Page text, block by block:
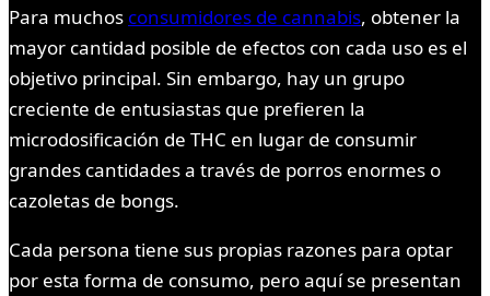
Para muchos consumidores de cannabis, obtener la
mayor cantidad posible de efectos con cada uso es el
objetivo principal. Sin embargo, hay un grupo
creciente de entusiastas que prefieren la
microdosificación de THC en lugar de consumir
grandes cantidades a través de porros enormes o
cazoletas de bongs.
Cada persona tiene sus propias razones para optar
por esta forma de consumo, pero aquí se presentan